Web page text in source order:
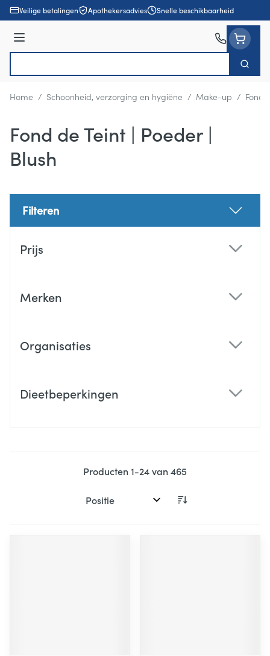
Ga naar de inhoud
Veilige betalingen Apothekersadvies Snelle beschikbaarheid
Menu
Zoek
Home / Schoonheid, verzorging en hygiëne / Make-up / Fond
Fond de Teint | Poeder |
Blush
Filteren
Prijs
Merken
Organisaties
Dieetbeperkingen
Producten1-24van465
Sorteer op: